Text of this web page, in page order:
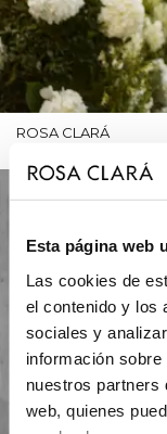
Esta página web
Las cookies de
el contenido y los
sociales y
información
nuestros partners
web, quienes
ROSA CLARÁ